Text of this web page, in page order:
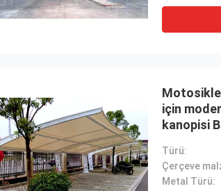
için
kanopisi
Türü:
Metal Türü: